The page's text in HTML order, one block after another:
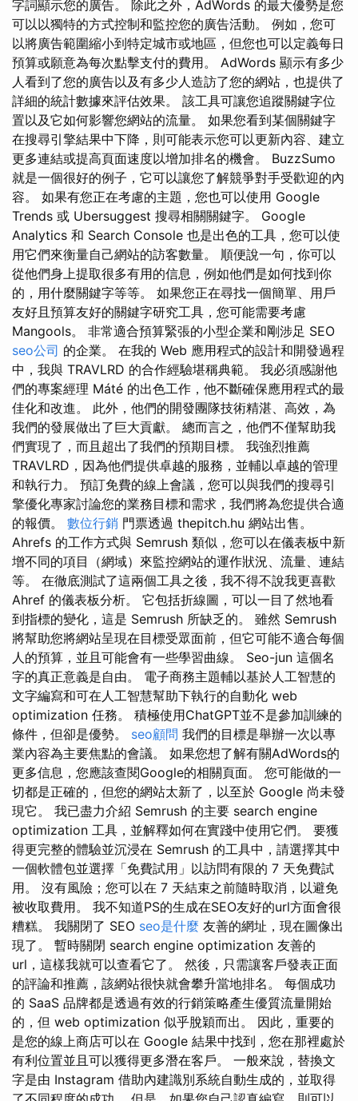
字詞顯示您的廣​​告。 除此之外，AdWords 的最大優勢是您
可以以獨特的方式控制和監控您的廣告活動。 例如，您可
以將廣告範圍縮小到特定城市或地區，但您也可以定義每日
預算或願意為每次點擊支付的費用。 AdWords 顯示有多少
人看到了您的廣告以及有多少人造訪了您的網站，也提供了
詳細的統計數據來評估效果。 該工具可讓您追蹤關鍵字位
置以及它如何影響您網站的流量。 如果您看到某個關鍵字
在搜尋引擎結果中下降，則可能表示您可以更新內容、建立
更多連結或提高頁面速度以增加排名的機會。 BuzzSumo
就是一個很好的例子，它可以讓您了解競爭對手受歡迎的內
容。 如果有您正在考慮的主題，您也可以使用 Google
Trends 或 Ubersuggest 搜尋相關關鍵字。 Google
Analytics 和 Search Console 也是出色的工具，您可以使
用它們來衡量自己網站的訪客數量。 順便說一句，你可以
從他們身上提取很多有用的信息，例如他們是如何找到你
的，用什麼關鍵字等等。 如果您正在尋找一個簡單、用戶
友好且預算友好的關鍵字研究工具，您可能需要考慮
Mangools。 非常適合預算緊張的小型企業和剛涉足 SEO
seo公司 的企業。 在我的 Web 應用程式的設計和開發過程
中，我與 TRAVLRD 的合作經驗堪稱典範。 我必須感謝他
們的專案經理 Máté 的出色工作，他不斷確保應用程式的最
佳化和改進。 此外，他們的開發團隊技術精湛、高效，為
我們的發展做出了巨大貢獻。 總而言之，他們不僅幫助我
們實現了，而且超出了我們的預期目標。 我強烈推薦
TRAVLRD，因為他們提供卓越的服務，並輔以卓越的管理
和執行力。 預訂免費的線上會議，您可以與我們的搜尋引
擎優化專家討論您的業務目標和需求，我們將為您提供合適
的報價。 數位行銷 門票透過 thepitch.hu 網站出售。
Ahrefs 的工作方式與 Semrush 類似，您可以在儀表板中新
增不同的項目（網域）來監控網站的運作狀況、流量、連結
等。 在徹底測試了這兩個工具之後，我不得不說我更喜歡
Ahref 的儀表板分析。 它包括折線圖，可以一目了然地看
到指標的變化，這是 Semrush 所缺乏的。 雖然 Semrush
將幫助您將網站呈現在目標受眾面前，但它可能不適合每個
人的預算，並且可能會有一些學習曲線。 Seo-jun 這個名
字的真正意義是自由。 電子商務主題輔以基於人工智慧的
文字編寫和可在人工智慧幫助下執行的自動化 web
optimization 任務。 積極使用ChatGPT並不是參加訓練的
條件，但卻是優勢。 seo顧問 我們的目標是舉辦一次以專
業內容為主要焦點的會議。 如果您想了解有關AdWords的
更多信息，您應該查閱Google的相關頁面。 您可能做的一
切都是正確的，但您的網站太新了，以至於 Google 尚未發
現它。 我已盡力介紹 Semrush 的主要 search engine
optimization 工具，並解釋如何在實踐中使用它們。 要獲
得更完整的體驗並沉浸在 Semrush 的工具中，請選擇其中
一個軟體包並選擇「免費試用」以訪問有限的 7 天免費試
用。 沒有風險；您可以在 7 天結束之前隨時取消，以避免
被收取費用。 我不知道PS的生成在SEO友好的url方面會很
糟糕。 我關閉了 SEO seo是什麼 友善的網址，現在圖像出
現了。 暫時關閉 search engine optimization 友善的
url，這樣我就可以查看它了。 然後，只需讓客戶發表正面
的評論和推薦，該網站很快就會攀升當地排名。 每個成功
的 SaaS 品牌都是透過有效的行銷策略產生優質流量開始
的，但 web optimization 似乎脫穎而出。 因此，重要的
是您的線上商店可以在 Google 結果中找到，您在那裡處於
有利位置並且可以獲得更多潛在客戶。 一般來說，替換文
字是由 Instagram 借助內建識別系統自動生成的，並取得